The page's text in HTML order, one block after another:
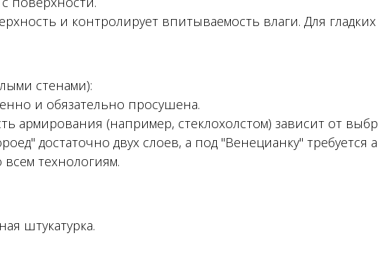
и контролирует впитываемость влаги. Для
стенами):
и обязательно просушена.
армирования (например, стеклохолстом) зависит от
достаточно двух слоев, а под "Венецианку" требуется
технологиям.
штукатурка.